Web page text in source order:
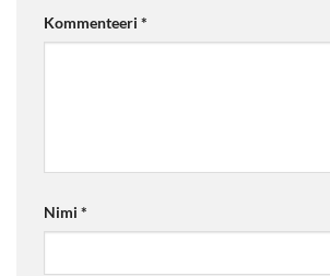
Kommenteeri *
Nimi *